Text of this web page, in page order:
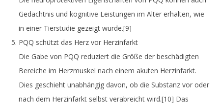
Gedächtnis und kognitive Leistungen im Alter erhalten, wie
in einer Tierstudie gezeigt wurde.[9]
PQQ schützt das Herz vor Herzinfarkt
Die Gabe von PQQ reduziert die Größe der beschädigten
Bereiche im Herzmuskel nach einem akuten Herzinfarkt.
Dies geschieht unabhängig davon, ob die Substanz vor oder
nach dem Herzinfarkt selbst verabreicht wird.[10] Das